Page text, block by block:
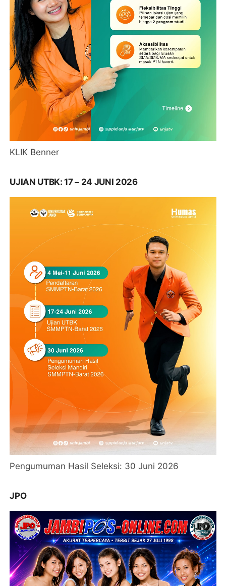
KLIK Benner
UJIAN UTBK: 17 – 24 JUNI 2026
Pengumuman Hasil Seleksi: 30 Juni 2026
JPO